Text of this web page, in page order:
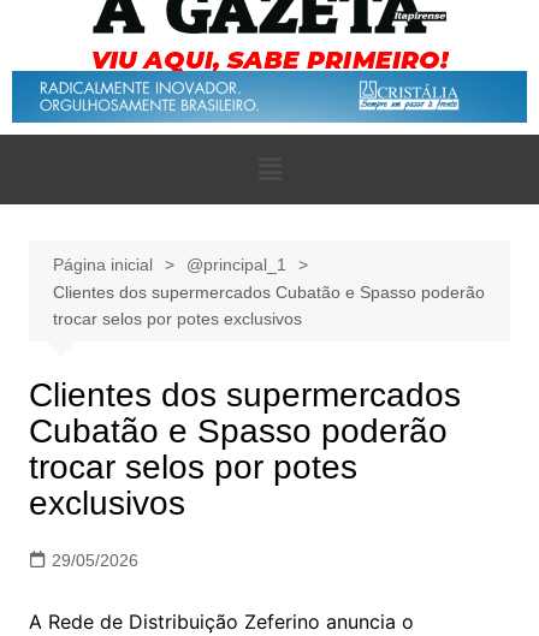
Página inicial
@principal_1
Clientes dos supermercados Cubatão e Spasso poderão
trocar selos por potes exclusivos
Clientes dos supermercados
Cubatão e Spasso poderão
trocar selos por potes
exclusivos
29/05/2026
A Rede de Distribuição Zeferino anuncia o